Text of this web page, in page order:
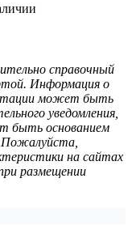
справочный
Информация о
может быть
уведомления,
быть основанием
Пожалуйста,
на сайтах
размещении